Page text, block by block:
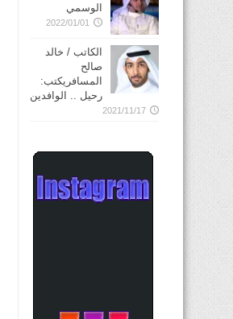
الوسمي
2022/01/01
الكاتب / خالد
صالح
المسافريكتب:
رحيل .. الوافدين
2021/11/17